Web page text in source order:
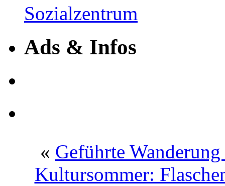
Ads & Infos
« Geführte
Kultursommer: